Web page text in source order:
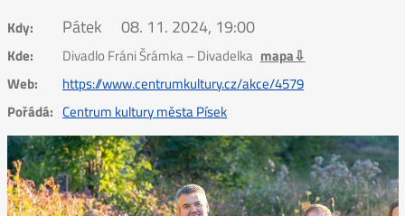
Kdy: Pátek 08. 11. 2024, 19:00
Kde: Divadlo Fráni Šrámka – Divadelka mapa⇩
Web:
https://www.centrumkultury.cz/akce/4579
Pořádá: Centrum kultury města Písek